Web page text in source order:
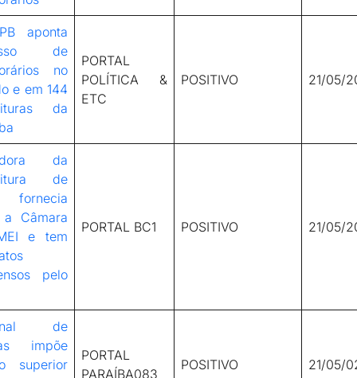
aponta
de
no
e em 144
da
PORTAL
POLÍTICA &
ETC
POSITIVO 21/05/
da
de
fornecia
Câmara
e tem
pelo
PORTAL BC1 POSITIVO 21/05/
de
impõe
superior
PORTAL
PARAÍBA083
POSITIVO 21/05/